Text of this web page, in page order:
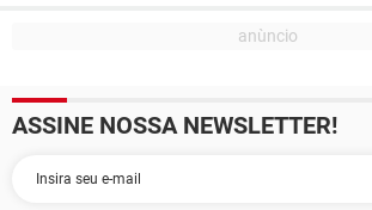
ASSINE NOSSA NEWSLETTER!